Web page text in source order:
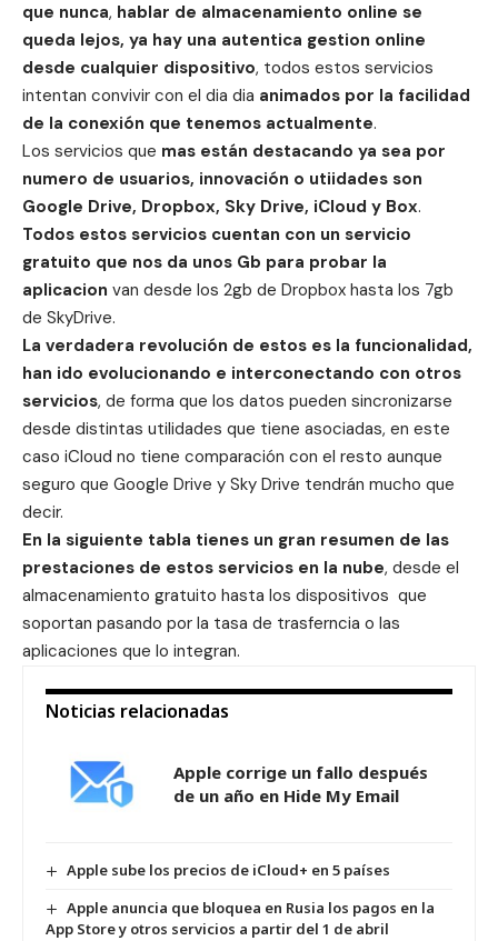
que nunca, hablar de almacenamiento online se
queda lejos, ya hay una autentica gestion online
desde cualquier dispositivo, todos estos servicios
intentan convivir con el dia dia animados por la facilidad
de la conexión que tenemos actualmente.
Los servicios que mas están destacando ya sea por
numero de usuarios, innovación o utiidades son
Google Drive, Dropbox, Sky Drive, iCloud y Box.
Todos estos servicios cuentan con un servicio
gratuito que nos da unos Gb para probar la
aplicacion van desde los 2gb de Dropbox hasta los 7gb
de SkyDrive.
La verdadera revolución de estos es la funcionalidad,
han ido evolucionando e interconectando con otros
servicios, de forma que los datos pueden sincronizarse
desde distintas utilidades que tiene asociadas, en este
caso iCloud no tiene comparación con el resto aunque
seguro que Google Drive y Sky Drive tendrán mucho que
decir.
En la siguiente tabla tienes un gran resumen de las
prestaciones de estos servicios en la nube, desde el
almacenamiento gratuito hasta los dispositivos que
soportan pasando por la tasa de trasferncia o las
aplicaciones que lo integran.
Noticias relacionadas
Apple corrige un fallo después
de un año en Hide My Email
Apple sube los precios de iCloud+ en 5 países
Apple anuncia que bloquea en Rusia los pagos en la
App Store y otros servicios a partir del 1 de abril